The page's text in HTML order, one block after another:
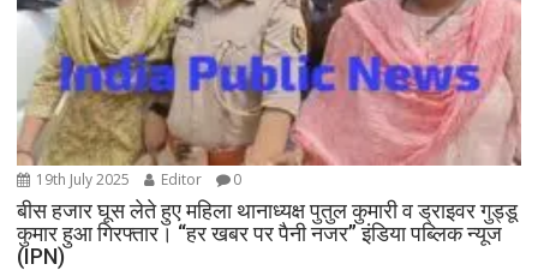
19th July 2025 Editor 0
बीस हजार घूस लेते हुए महिला थानाध्यक्ष पुतुल कुमारी व ड्राइवर गुड्डू
कुमार हुआ गिरफ्तार। “हर खबर पर पैनी नजर” इंडिया पब्लिक न्यूज
(IPN)